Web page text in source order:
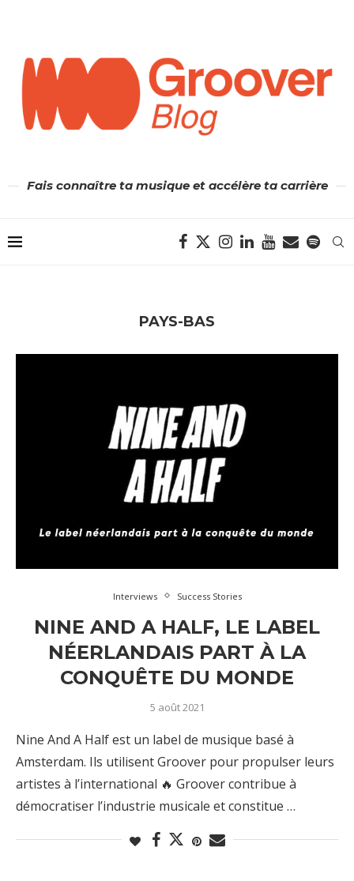
Fais connaître ta musique et accélère ta carrière
PAYS-BAS
Interviews Success Stories
NINE AND A HALF, LE LABEL
NÉERLANDAIS PART À LA
CONQUÊTE DU MONDE
5 août 2021
Nine And A Half est un label de musique basé à
Amsterdam. Ils utilisent Groover pour propulser leurs
artistes à l’international 🔥 Groover contribue à
démocratiser l’industrie musicale et constitue …